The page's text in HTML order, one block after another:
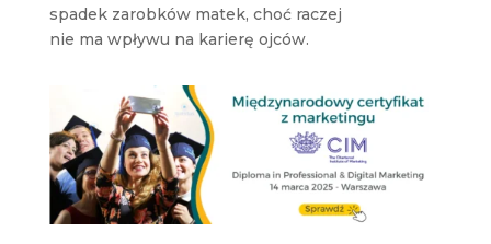
spadek zarobków matek, choć raczej
nie ma wpływu na karierę ojców.